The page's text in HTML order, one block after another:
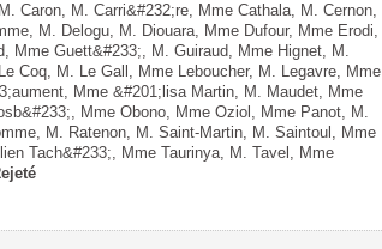
Caron, M. Carri&#232;re, Mme Cathala, M. Cernon,
M. Delogu, M. Diouara, Mme Dufour, Mme Erodi,
Mme Guett&#233;, M. Guiraud, Mme Hignet, M.
Coq, M. Le Gall, Mme Leboucher, M. Legavre, Mme
Mme &#201;lisa Martin, M. Maudet, Mme
Mme Obono, Mme Oziol, Mme Panot, M.
M. Ratenon, M. Saint-Martin, M. Saintoul, Mme
Tach&#233;, Mme Taurinya, M. Tavel, Mme